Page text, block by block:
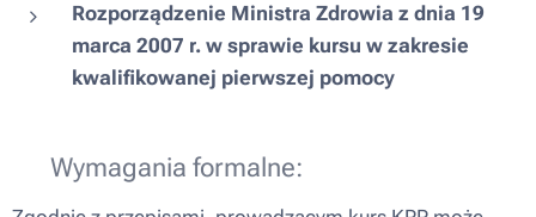
Rozporządzenie Ministra Zdrowia z dnia 19
marca 2007 r. w sprawie kursu w zakresie
kwalifikowanej pierwszej pomocy
✅ Wymagania formalne: